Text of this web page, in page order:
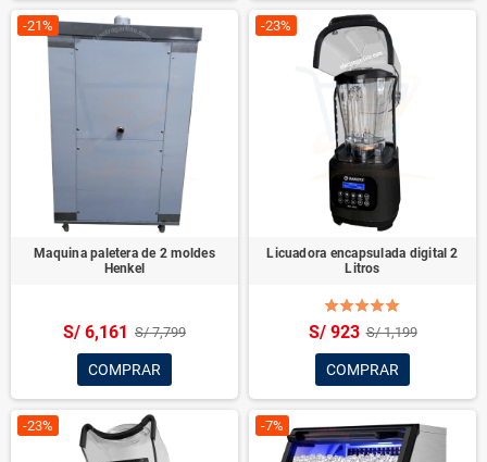
-21%
Maquina paletera de 2 moldes
Henkel
S/ 6,161 S/ 7,799
COMPRAR
-23%
Licuadora encapsulada digital 2
Litros
S/ 923 S/ 1,199
COMPRAR
-23% -7%